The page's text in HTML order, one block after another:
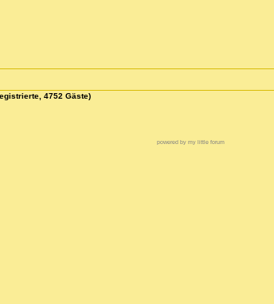
4752 Gäste)
powered by my little forum